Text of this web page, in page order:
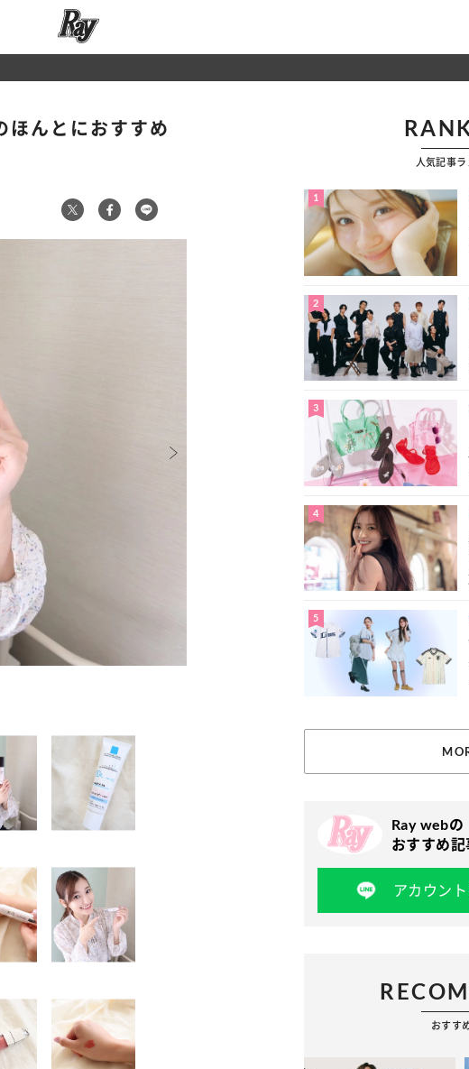
んとにおすすめ
人気記事
1
2
3
4
5
Ray webの
おすすめ記
アカウン
おすす